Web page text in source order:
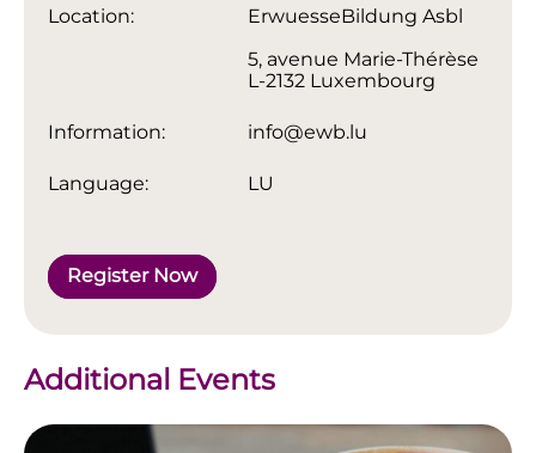
Location:
ErwuesseBildung Asbl
5, avenue Marie-Thérèse
L-2132 Luxembourg
Information: info@ewb.lu
Language: LU
Register Now
Additional Events